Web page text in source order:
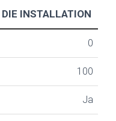
INSTALLATION
0
100
Ja